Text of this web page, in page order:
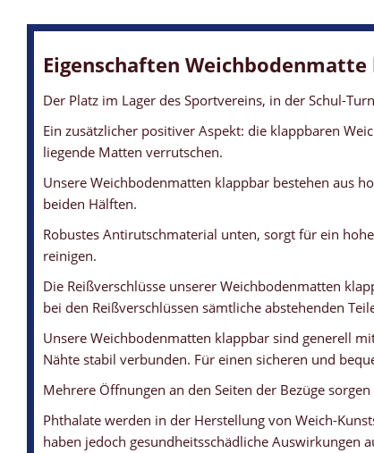
Eigenschaften
Der Platz im Lager des Sportvereins, in der Schul-
Ein zusätzlicher positiver Aspekt: die klappbaren
liegende Matten verrutschen.
Unsere Weichbodenmatten klappbar bestehen aus
beiden Hälften.
Robustes Antirutschmaterial unten, sorgt für ein
reinigen.
Die Reißverschlüsse unserer Weichbodenmatten
bei den Reißverschlüssen sämtliche abstehenden
Unsere Weichbodenmatten klappbar sind generell
Nähte stabil verbunden. Für einen sicheren und
Mehrere Öffnungen an den Seiten der Bezüge
Phthalate werden in der Herstellung von Weich-
haben jedoch gesundheitsschädliche Auswirkungen